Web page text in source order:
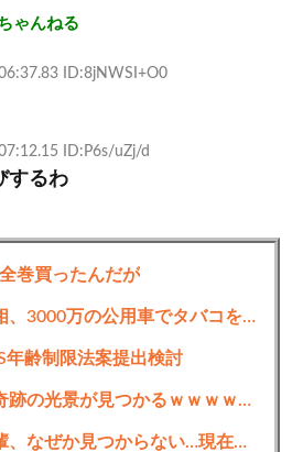
ゃんねる
ID:8jNWSI+O0
ID:P6s/uZj/d
するわ
ID:+Lyn7ol/0
全員怖いから
巻買ったんだが
【朗報】高市早苗首相、3000万の公用車でタバコを吸うのが至福の時間
齢制限法案提出検討
渋谷パルコの一角、奇跡の光景が見つかるｗｗｗｗｗｗｗｗ
【マジかよ】野獣先輩、なぜか見つからない…現在も消息不明